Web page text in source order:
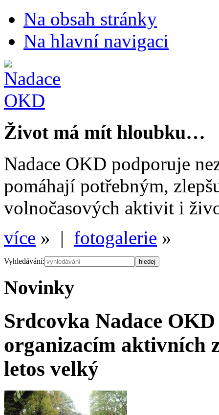
Na obsah stránky
Na hlavní navigaci
Život má mít hloubku…
Nadace OKD podporuje
pomáhají potřebným,
volnočasových aktivit i
více » | fotogalerie »
Vyhledávání:
Novinky
Srdcovka Nadace
organizacím aktivních
letos velký